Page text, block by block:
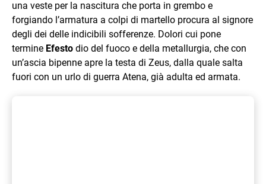
una veste per la nascitura che porta in grembo e
forgiando l’armatura a colpi di martello procura al signore
degli dei delle indicibili sofferenze. Dolori cui pone
termine Efesto dio del fuoco e della metallurgia, che con
un’ascia bipenne apre la testa di Zeus, dalla quale salta
fuori con un urlo di guerra Atena, già adulta ed armata.